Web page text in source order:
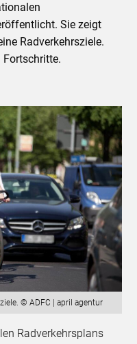
Sie zeigt
Radverkehrsziele.
Fortschritte.
© ADFC | april agentur
Radverkehrsplans